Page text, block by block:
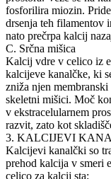
fosforilira miozin.
drsenja teh filamentov
nato prečrpa kalcij
C. Srčna mišica
Kalcij vdre v celico iz
kalcijeve kanalčke, ki
zniža njen
skeletni mišici. Moč
v ekstracelularnem
razvit, zato kot
3. KALCIJEVI
Kalcijevi kanalčki so
prehod kalcija v smeri
celico za kalcij sta: